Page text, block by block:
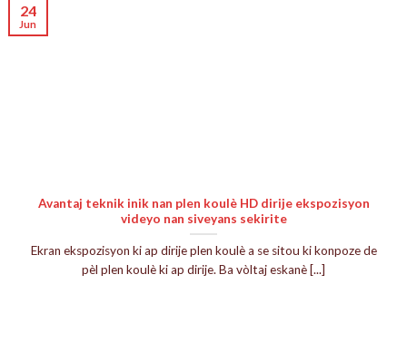
Avantaj teknik inik nan plen koulè HD dirije ekspozisyon
videyo nan siveyans sekirite
Ekran ekspozisyon ki ap dirije plen koulè a ​​se sitou ki konpoze de
pèl plen koulè ki ap dirije. Ba vòltaj eskanè [...]
24
Jun